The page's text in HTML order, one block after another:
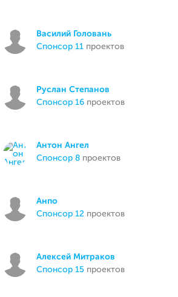
Василий Головань
спонсор 11 проектов
Руслан Степанов
спонсор 16 проектов
Антон Ангел
спонсор 8 проектов
Анпо
спонсор 12 проектов
Алексей Митраков
спонсор 15 проектов